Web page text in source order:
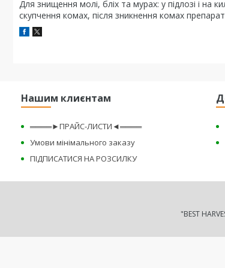
Для знищення молі, бліх та мурах: у підлозі і на
скупчення комах, після зникнення комах
Нашим клиєнтам
════►ПРАЙС-ЛИСТИ◄════
Умови мінімального заказу
ПІДПИСАТИСЯ НА РОЗСИЛКУ